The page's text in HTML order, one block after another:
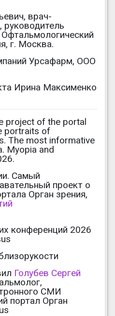
врач-
руководитель
г. Москва.
Урсафарм, ООО
Ирина Максименко
project of the portal
portraits of
The most informative
Myopia and
Самый
проект о
Орган зрения,
конференций 2026
Голубев Сергей
СМИ
портал Орган